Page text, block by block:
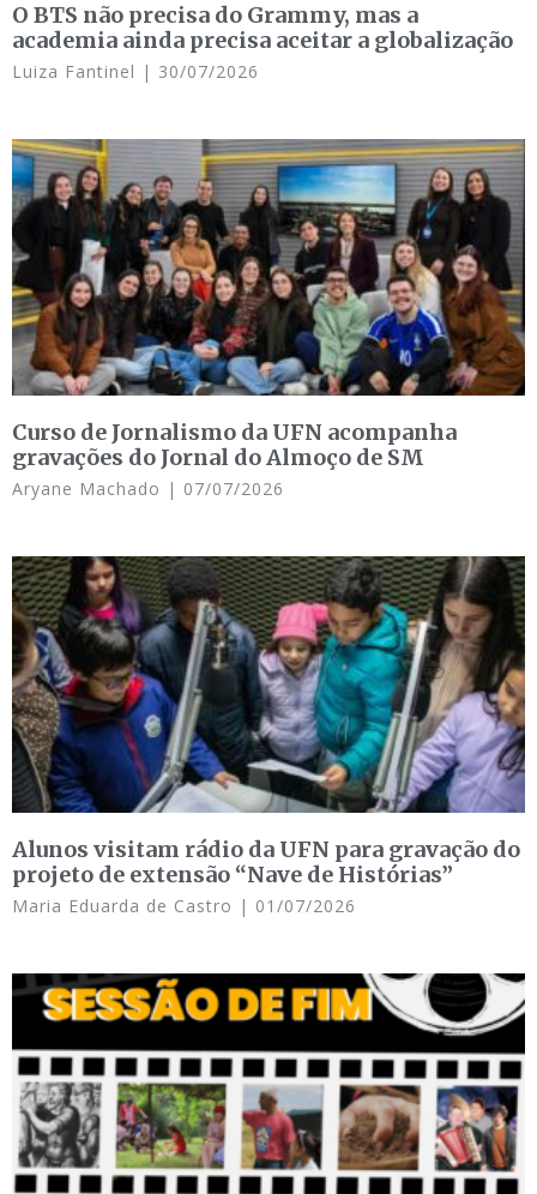
O BTS não precisa do Grammy, mas a
academia ainda precisa aceitar a globalização
Luiza Fantinel 30/07/2026
Curso de Jornalismo da UFN acompanha
gravações do Jornal do Almoço de SM
Aryane Machado 07/07/2026
Alunos visitam rádio da UFN para gravação do
projeto de extensão “Nave de Histórias”
Maria Eduarda de Castro 01/07/2026